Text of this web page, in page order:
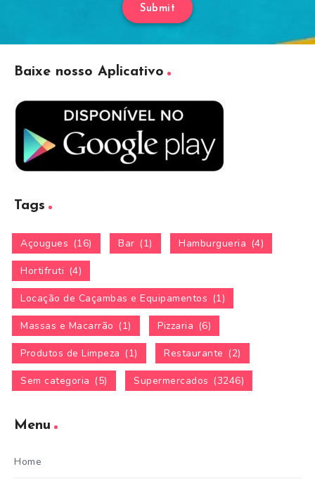
Submit
Baixe nosso Aplicativo
Tags
Açougues (16) Bar (1) Hamburgueria (4)
Hortifruti (4)
Locação de Caçambas e Equipamentos (1)
Massas e Macarrão (1) Pizzaria (6)
Produtos de Limpeza (1) Restaurante (2)
Sem categoria (5) Supermercados (3246)
Menu
Home